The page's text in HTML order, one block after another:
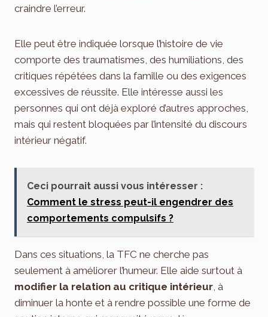
craindre l’erreur.
Elle peut être indiquée lorsque l’histoire de vie
comporte des traumatismes, des humiliations, des
critiques répétées dans la famille ou des exigences
excessives de réussite. Elle intéresse aussi les
personnes qui ont déjà exploré d’autres approches,
mais qui restent bloquées par l’intensité du discours
intérieur négatif.
Ceci pourrait aussi vous intéresser :
Comment le stress peut-il engendrer des
comportements compulsifs ?
Dans ces situations, la TFC ne cherche pas
seulement à améliorer l’humeur. Elle aide surtout à
modifier la relation au critique intérieur , à
diminuer la honte et à rendre possible une forme de